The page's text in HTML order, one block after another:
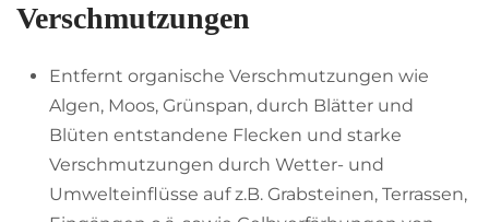
Verschmutzungen
Entfernt organische Verschmutzungen wie
Algen, Moos, Grünspan, durch Blätter und
Blüten entstandene Flecken und starke
Verschmutzungen durch Wetter- und
Umwelteinflüsse auf z.B. Grabsteinen, Terrassen,